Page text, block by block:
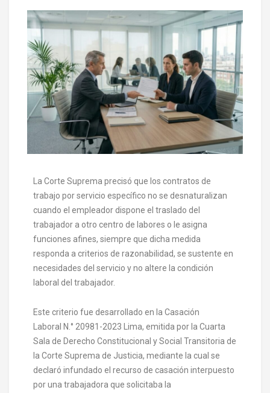
La Corte Suprema precisó que los contratos de
trabajo por servicio específico no se desnaturalizan
cuando el empleador dispone el traslado del
trabajador a otro centro de labores o le asigna
funciones afines, siempre que dicha medida
responda a criterios de razonabilidad, se sustente en
necesidades del servicio y no altere la condición
laboral del trabajador.
Este criterio fue desarrollado en la Casación
Laboral N.° 20981-2023 Lima, emitida por la Cuarta
Sala de Derecho Constitucional y Social Transitoria de
la Corte Suprema de Justicia, mediante la cual se
declaró infundado el recurso de casación interpuesto
por una trabajadora que solicitaba la